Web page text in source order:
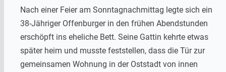
Nach einer Feier am Sonntagnachmittag legte sich ein
38-Jähriger Offenburger in den frühen Abendstunden
erschöpft ins eheliche Bett. Seine Gattin kehrte etwas
später heim und musste feststellen, dass die Tür zur
gemeinsamen Wohnung in der Oststadt von innen